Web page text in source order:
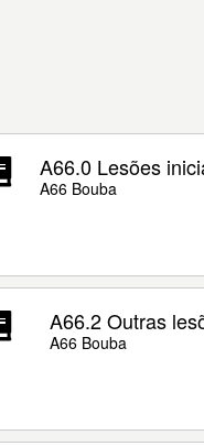
A66.0 Lesões
A66 Bouba
A66.2 Outras
A66 Bouba